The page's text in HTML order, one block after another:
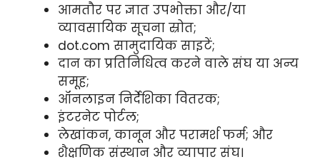
आमतौर पर ज्ञात उपभोक्ता और/या
व्यावसायिक सूचना स्रोत;
dot.com सामुदायिक साइटें;
दान का प्रतिनिधित्व करने वाले संघ या अन्य
समूह;
ऑनलाइन निर्देशिका वितरक;
इंटरनेट पोर्टल;
लेखांकन, कानून और परामर्श फर्म; और
शैक्षणिक संस्थान और व्यापार संघ।